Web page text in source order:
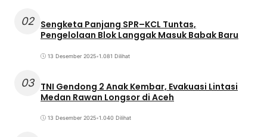
02 Sengketa Panjang SPR–KCL Tuntas,
Pengelolaan Blok Langgak Masuk Babak Baru
13 Desember 2025•1.081 Dilihat
03 TNI Gendong 2 Anak Kembar, Evakuasi Lintasi
Medan Rawan Longsor di Aceh
13 Desember 2025•1.040 Dilihat